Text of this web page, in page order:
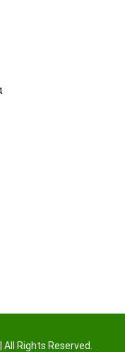
All Rights Reserved.